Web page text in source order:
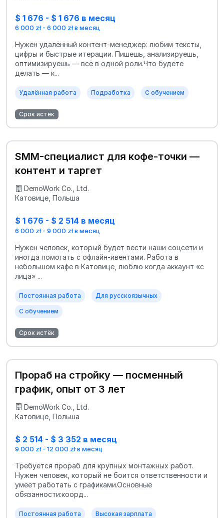
$ 1 676 - $ 1 676 в месяц
6 000 zł - 6 000 zł в месяц
Нужен удалённый контент‑менеджер: любим тексты,
цифры и быстрые итерации. Пишешь, анализируешь,
оптимизируешь — всё в одной роли.Что будете
делать — к...
Удалённая работа Подработка С обучением
Срок истёк
SMM-специалист для кофе‑точки —
контент и таргет
DemoWork Co., Ltd.
Катовице, Польша
$ 1 676 - $ 2 514 в месяц
6 000 zł - 9 000 zł в месяц
Нужен человек, который будет вести наши соцсети и
иногда помогать с офлайн-ивентами. Работа в
небольшом кафе в Катовице, люблю когда аккаунт «с
лица» ...
Постоянная работа Для русскоязычных
С обучением
Срок истёк
Прораб на стройку — посменный
график, опыт от 3 лет
DemoWork Co., Ltd.
Катовице, Польша
$ 2 514 - $ 3 352 в месяц
9 000 zł - 12 000 zł в месяц
Требуется прораб для крупных монтажных работ.
Нужен человек, который не боится ответственности и
умеет работать с графиками.Основные
обязанности:коорд...
Постоянная работа Высокая зарплата